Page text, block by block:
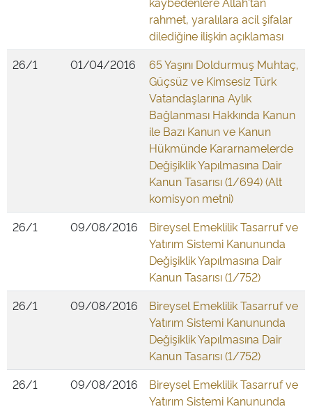
rahmet, yaralılara acil şifalar
dilediğine ilişkin açıklaması
26/1
01/04/2016
65 Yaşını Doldurmuş Muhtaç,
Güçsüz ve Kimsesiz Türk
Vatandaşlarına Aylık
Bağlanması Hakkında Kanun
ile Bazı Kanun ve Kanun
Hükmünde Kararnamelerde
Değişiklik Yapılmasına Dair
Kanun Tasarısı (1/694) (Alt
komisyon metni)
26/1
09/08/2016
Bireysel Emeklilik Tasarruf ve
Yatırım Sistemi Kanununda
Değişiklik Yapılmasına Dair
Kanun Tasarısı (1/752)
26/1
09/08/2016
Bireysel Emeklilik Tasarruf ve
Yatırım Sistemi Kanununda
Değişiklik Yapılmasına Dair
Kanun Tasarısı (1/752)
26/1
09/08/2016
Bireysel Emeklilik Tasarruf ve
Yatırım Sistemi Kanununda